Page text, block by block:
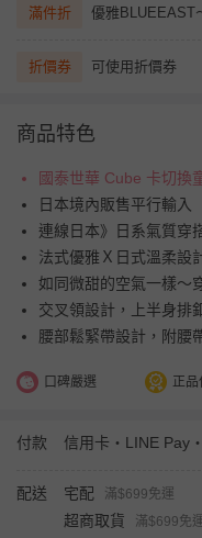
滿件折 優雅BLUEEAST
折價券 可使用折價券
商品特色
國泰世華 Cube 卡切換
日本境內販售平行輸入
連線日本》日系氣質穿
法式優雅Ｘ日式溫柔設
如同微甜的空氣一樣～
交叉領設計，上半身排
腰部鬆緊帶設計，附腰
口碑嚴選 正品
付款
配送 宅配 滿$699免運
超商取貨
滿$699免